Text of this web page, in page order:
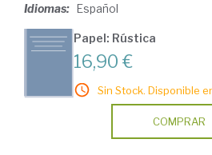
Idiomas: Español
Papel: Rústica
16,90 €
Sin Stock. Disponible
COMPRAR